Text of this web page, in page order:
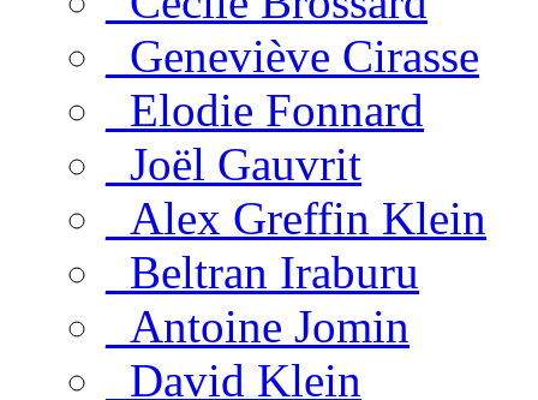
_Geneviève Cirasse
_Elodie Fonnard
_Joël Gauvrit
_Alex Greffin Klein
_Beltran Iraburu
_Antoine Jomin
_David Klein